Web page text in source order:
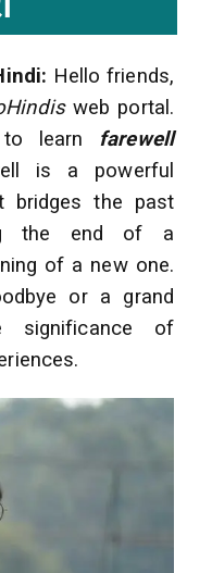
Hello friends,
web portal.
learn farewell
is a powerful
bridges the past
the end of a
of a new one.
or a grand
significance of